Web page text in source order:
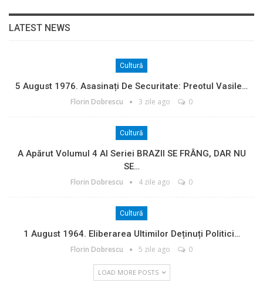
LATEST NEWS
Cultură
5 August 1976. Asasinați De Securitate: Preotul Vasile…
Florin Dobrescu 3 zile ago 0
Cultură
A Apărut Volumul 4 Al Seriei BRAZII SE FRÂNG, DAR NU
SE…
Florin Dobrescu 4 zile ago 0
Cultură
1 August 1964. Eliberarea Ultimilor Deținuți Politici…
Florin Dobrescu 5 zile ago 0
LOAD MORE POSTS